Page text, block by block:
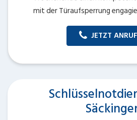
mit der Türaufsperrung
JETZT